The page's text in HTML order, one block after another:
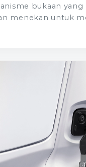
bukaan
menekan untuk